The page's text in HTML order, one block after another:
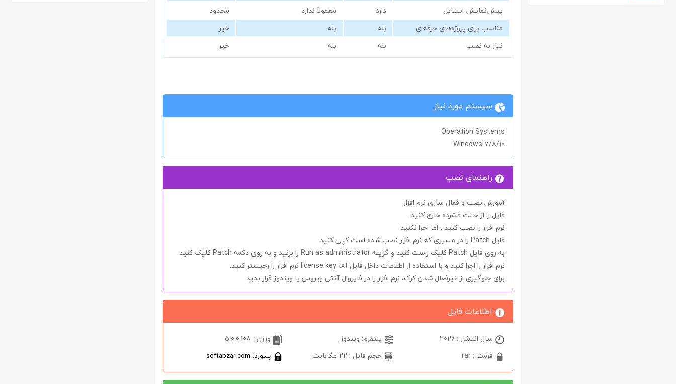
پیش‌نمایش استایل
دارد معمولاً ندارد
محدود
مناسب برای پروژه‌های حرفه‌ای
بله بله
خیر
نیاز به نصب
بله بله خیر
سیستم مورد نیاز
Operation Systems
Windows 7/8/10
راهنمای نصب
آموزش نصب و فعال سازی نرم افزار
فایل را از حالت فشرده خارج کنید.
نرم افزار را نصب کنید ، اما اجرا نکنید
فایل Patch را در مسیری که نرم افزار نصب شده است کپی کنید
به روی فایل Patchکلیک راست کنید و گزینهRun as administrator را بزنید و به روی دکمه Patchکلیک کنید
نرم افزار را اجرا کنید و با استفاده از اطلاعات داخل فایل license key.txt نرم افزار را رجیستر کنید.
برای جلوگیری از غیرفعال شدن کرک، نرم افزار را درفایروال آنتی ویروس یا ویندوزقرار بدید
اطلاعات فایل
سال انتشار : 2026 پلتفرم: ویندوز
ورژن : 5.0.0.108
فرمت : rar
حجم فایل : 22 مگابایت پسورد: softabzar.com